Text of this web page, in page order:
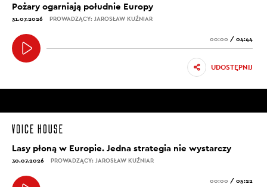
Pożary ogarniają południe Europy
31.07.2026 PROWADZĄCY: JAROSŁAW KUŹNIAR
00:00 / 04:44
UDOSTĘPNIJ
Lasy płoną w Europie. Jedna strategia nie wystarczy
30.07.2026 PROWADZĄCY: JAROSŁAW KUŹNIAR
00:00 / 05:22